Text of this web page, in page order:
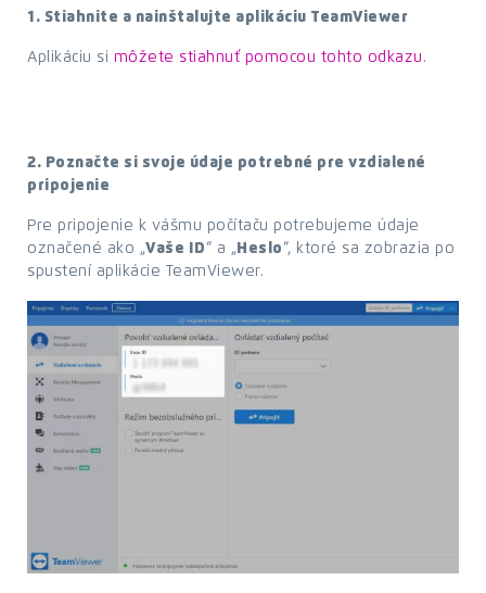
1. Stiahnite a nainštalujte aplikáciu TeamViewer
Aplikáciu si môžete stiahnuť pomocou tohto odkazu .
2. Poznačte si svoje údaje potrebné pre vzdialené
pripojenie
Pre pripojenie k vášmu počítaču potrebujeme údaje
označené ako „Vaše ID “ a „ Heslo “, ktoré sa zobrazia po
spustení aplikácie TeamViewer.